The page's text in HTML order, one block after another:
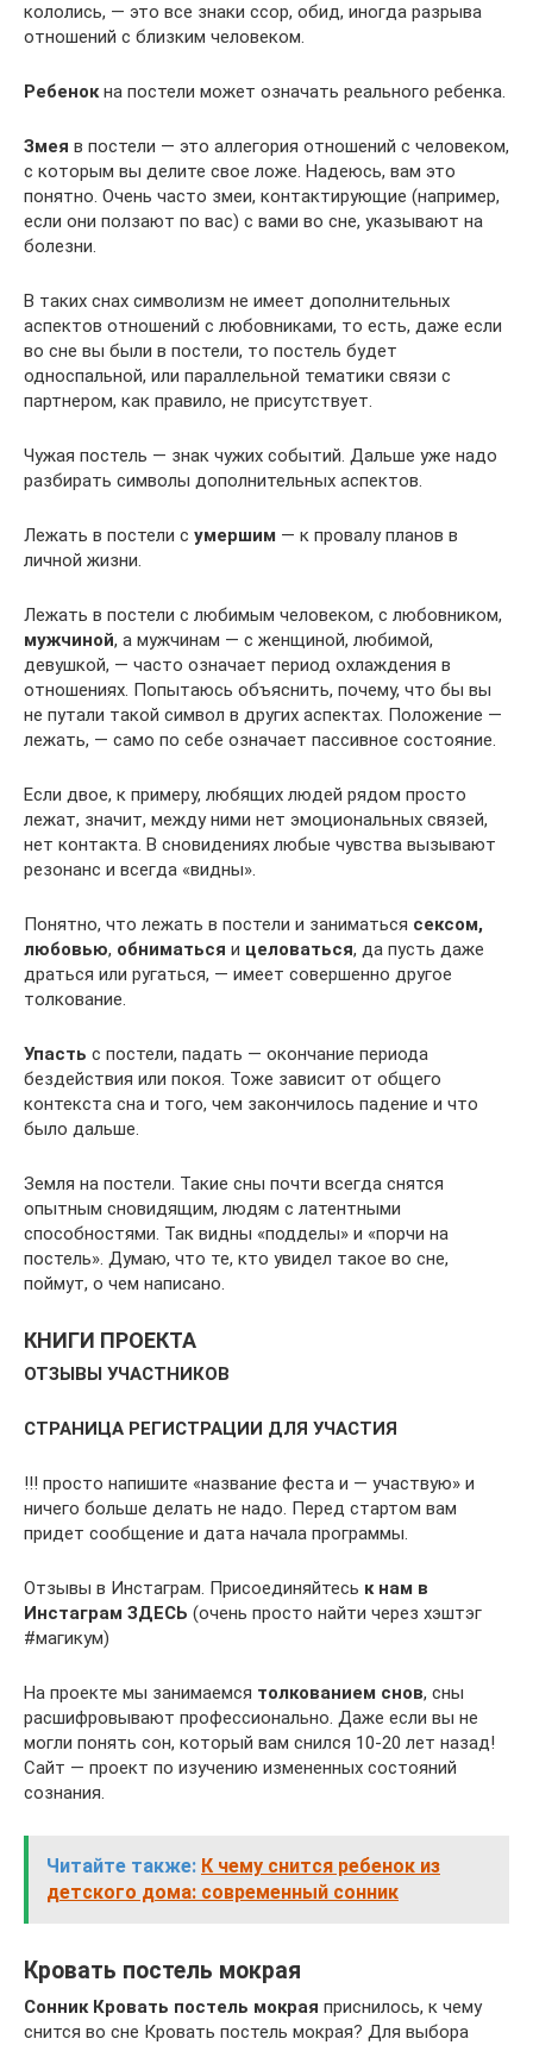
кололись, — это все знаки ссор, обид, иногда разрыва
отношений с близким человеком.
Ребенокна постели может означать реального ребенка.
Змея в постели — это аллегория отношений с человеком,
с которым вы делите свое ложе. Надеюсь, вам это
понятно. Очень часто змеи, контактирующие (например,
если они ползают по вас) с вами во сне, указывают на
болезни.
В таких снах символизм не имеет дополнительных
аспектов отношений с любовниками, то есть, даже если
во сне вы были в постели, то постель будет
односпальной, или параллельной тематики связи с
партнером, как правило, не присутствует.
Чужая постель — знак чужих событий. Дальше уже надо
разбирать символы дополнительных аспектов.
Лежать в постели с умершим — к провалу планов в
личной жизни.
Лежать в постели с любимым человеком, с любовником,
мужчиной, а мужчинам — с женщиной, любимой,
девушкой, — часто означает период охлаждения в
отношениях. Попытаюсь объяснить, почему, что бы вы
не путали такой символ в других аспектах. Положение —
лежать, — само по себе означает пассивное состояние.
Если двое, к примеру, любящих людей рядом просто
лежат, значит, между ними нет эмоциональных связей,
нет контакта. В сновидениях любые чувства вызывают
резонанс и всегда «видны».
Понятно, что лежать в постели и заниматься сексом,
любовью, обниматься и целоваться, да пусть даже
драться или ругаться, — имеет совершенно другое
толкование.
Упасть с постели, падать — окончание периода
бездействия или покоя. Тоже зависит от общего
контекста сна и того, чем закончилось падение и что
было дальше.
Земля на постели. Такие сны почти всегда снятся
опытным сновидящим, людям с латентными
способностями. Так видны «подделы» и «порчи на
постель». Думаю, что те, кто увидел такое во сне,
поймут, о чем написано.
КНИГИ ПРОЕКТА
ОТЗЫВЫ УЧАСТНИКОВ
СТРАНИЦА РЕГИСТРАЦИИ ДЛЯ УЧАСТИЯ
!!! просто напишите «название феста и — участвую» и
ничего больше делать не надо. Перед стартом вам
придет сообщение и дата начала программы.
Отзывы в Инстаграм. Присоединяйтесь к нам в
Инстаграм ЗДЕСЬ (очень просто найти через хэштэг
#магикум)
На проекте мы занимаемся толкованием снов, сны
расшифровывают профессионально. Даже если вы не
могли понять сон, который вам снился 10-20 лет назад!
Сайт — проект по изучению измененных состояний
сознания.
Читайте также: К чему снится ребенок из
детского дома: современный сонник
Кровать постель мокрая
Сонник Кровать постель мокрая приснилось, к чему
снится во сне Кровать постель мокрая? Для выбора